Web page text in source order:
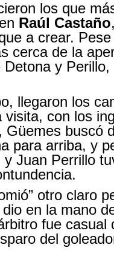
los que
Raúl Castaño
a crear.
cerca de la
y
llegaron los
visita, con los
Güemes buscó
para arriba, y
Juan Perrillo
otro claro
en la mano
fue casual
del